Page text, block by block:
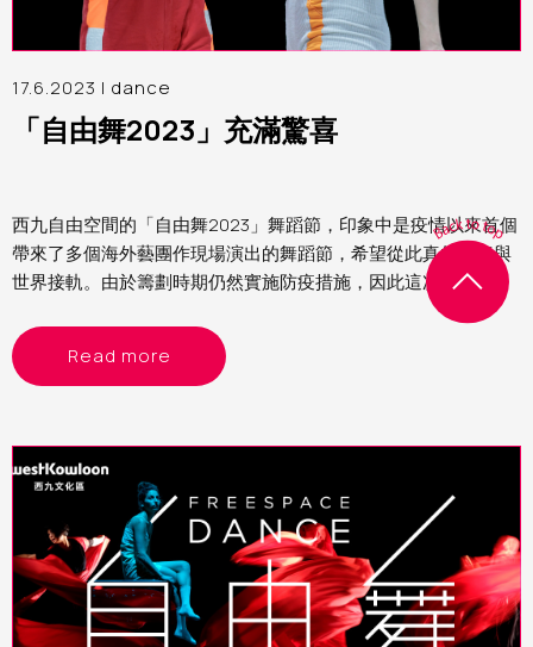
17.6.2023 | dance
「自由舞2023」充滿驚喜
西九自由空間的「自由舞2023」舞蹈節，印象中是疫情以來首個
帶來了多個海外藝團作現場演出的舞蹈節，希望從此真的回復與
世界接軌。由於籌劃時期仍然實施防疫措施，因此這次舞蹈節的
節目以精簡為主，主要是雙人舞或獨舞。當中看了來自德國的
《女俠傳奇》、比利時的《沒有最壞》及以色列的《異想客
廳》，各有特色，頗有驚喜
Read more